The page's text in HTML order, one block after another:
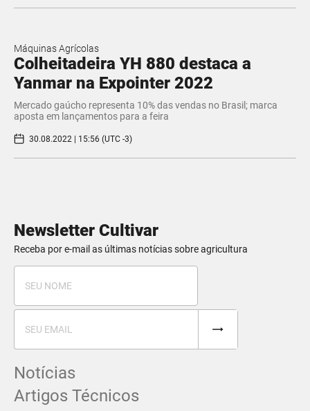
Máquinas Agrícolas
Colheitadeira YH 880 destaca a
Yanmar na Expointer 2022
Mercado gaúcho representa 10% das vendas no Brasil; marca
aposta em lançamentos para a feira
30.08.2022 | 15:56 (UTC -3)
Newsletter Cultivar
Receba por e-mail as últimas notícias sobre agricultura
Notícias
Artigos Técnicos